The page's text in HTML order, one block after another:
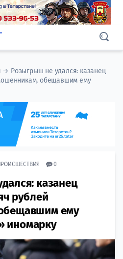
→ Розыгрыш не удался: казанец
обещавшим ему
0
казанец
рублей
ему
иномарку